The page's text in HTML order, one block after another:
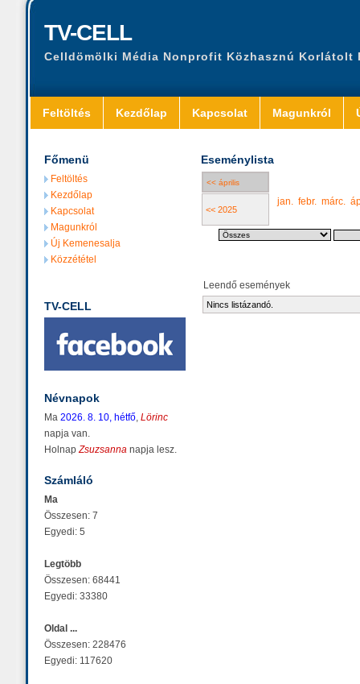
TV-CELL
Celldömölki Média Nonprofit Közhasznú Korlátolt
Feltöltés Kezdőlap Kapcsolat Magunkról
Főmenü
Feltöltés
Kezdőlap
Kapcsolat
Magunkról
Új Kemenesalja
Közzététel
TV-CELL
Névnapok
Ma 2026. 8. 10, hétfő, Lörinc
napja van.
HolnapZsuzsanna napja lesz.
Számláló
Ma
Összesen: 7
Egyedi: 5
Legtöbb
Összesen: 68441
Egyedi: 33380
Oldal ...
Összesen: 228476
Egyedi: 117620
Eseménylista
<< április
<< 2025
jan. febr. márc.
Leendő események
Nincs listázandó.